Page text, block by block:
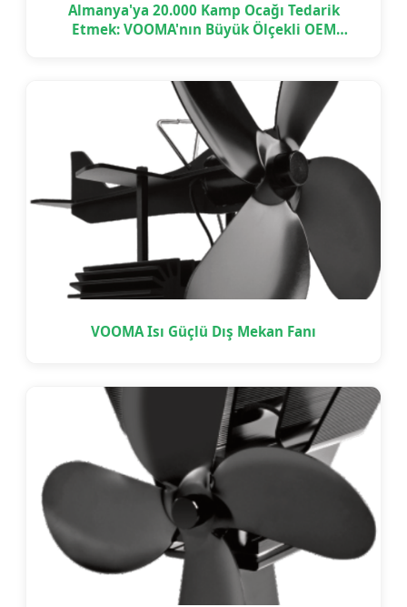
Almanya'ya 20.000 Kamp Ocağı Tedarik
Etmek: VOOMA'nın Büyük Ölçekli OEM
VOOMA Isı Güçlü Dış Mekan Fanı